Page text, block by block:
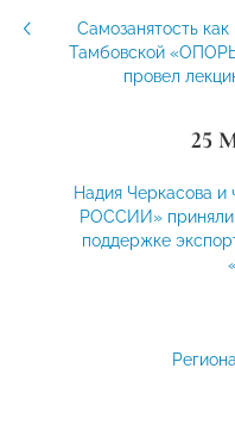
Самозанятость
Тамбовской
провел
25
Надия Черкасова
РОССИИ» приняли
поддержке